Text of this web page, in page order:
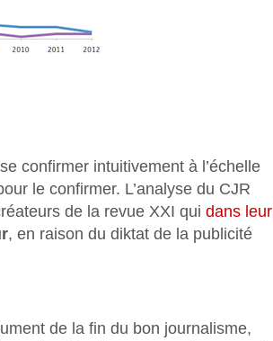
confirmer intuitivement à l’échelle
le confirmer. L’analyse du CJR
de la revue XXI qui dans leur
, en raison du diktat de la publicité
de la fin du bon journalisme,